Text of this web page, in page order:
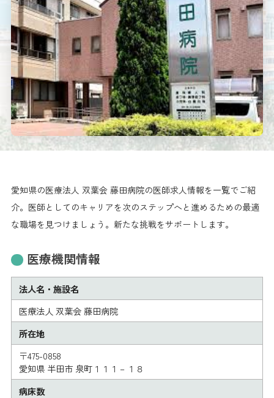
愛知県の医療法人 双葉会 藤田病院の医師求人情報を一覧でご紹
介。医師としてのキャリアを次のステップへと進めるための最適
な職場を見つけましょう。新たな挑戦をサポートします。
医療機関情報
法人名・施設名
医療法人 双葉会 藤田病院
所在地
〒475-0858
愛知県 半田市 泉町１１１－１８
病床数